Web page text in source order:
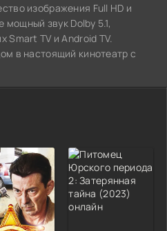
изображения Full HD и
мощный звук Dolby 5.1,
Smart TV и Android TV.
в настоящий кинотеатр с